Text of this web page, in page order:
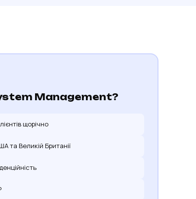
Management?
щорічно
та Великій Британії